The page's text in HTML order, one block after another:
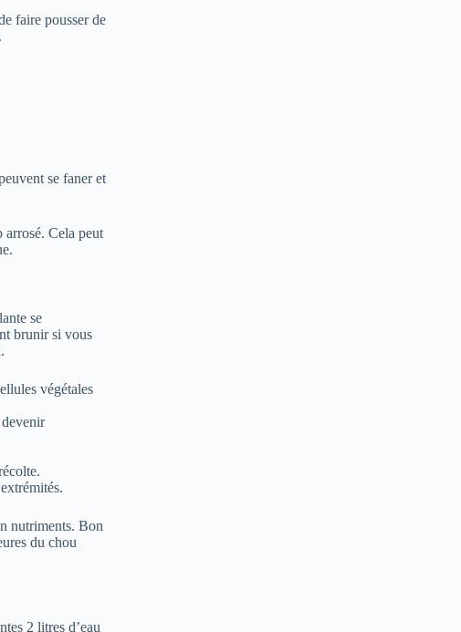
faire pousser de
se faner et
arrosé. Cela peut
se
brunir si vous
végétales
nutriments. Bon
du chou
2 litres d’eau